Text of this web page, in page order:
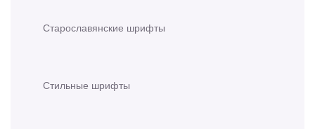
Старославянские шрифты
Стильные шрифты